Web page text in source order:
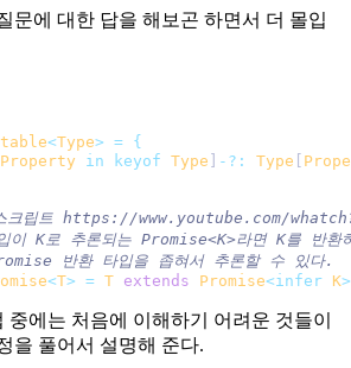
문에 대한 답을 해보곤 하면서 더 몰입
<Type> = {
Property in keyof Type -?: Type
크립트 https://www.youtube.com/
K로 추론되는 Promise<K>라면 K를 반환
반환 타입을 좁혀서 추론할 수 있다.
<T> = T extends Promise<infer K>
에는 처음에 이해하기 어려운 것들이
을 풀어서 설명해 준다.